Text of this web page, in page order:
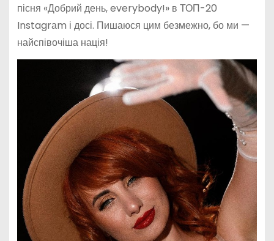
пісня «Добрий день, everybody!» в ТОП-20
Instagrаm і досі. Пишаюся цим безмежно, бо ми —
найспівочіша нація!